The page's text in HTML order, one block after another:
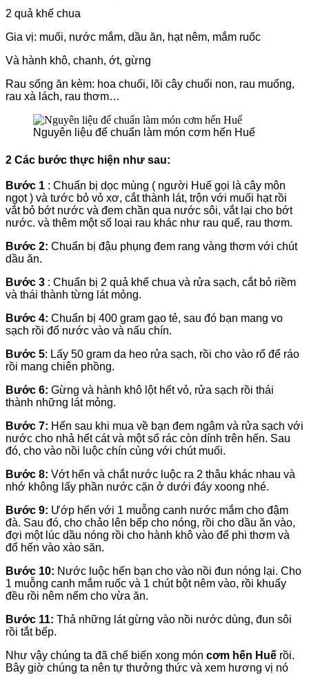
2 quả khế chua
Gia vị: muối, nước mắm, dầu ăn, hạt nêm, mắm ruốc
Và hành khô, chanh, ớt, gừng
Rau sống ăn kèm: hoa chuối, lõi cây chuối non, rau muống,
rau xà lách, rau thơm…
Nguyên liệu để chuẩn làm món cơm hến Huế
2 Các bước thực hiện như sau:
Bước 1 : Chuẩn bị dọc mùng ( người Huế gọi là cây môn
ngọt ) và tước bỏ vỏ xơ, cắt thành lát, trộn với muối hạt rồi
vắt bỏ bớt nước và đem chần qua nước sôi, vắt lại cho bớt
nước. và thêm một số loại rau khác như rau quế, rau thơm.
Bước 2: Chuẩn bị đậu phụng đem rang vàng thơm với chút
dầu ăn.
Bước 3 : Chuẩn bị 2 quả khế chua và rửa sạch, cắt bỏ riềm
và thái thành từng lát mỏng.
Bước 4: Chuẩn bị 400 gram gạo tẻ, sau đó bạn mang vo
sạch rồi đổ nước vào và nấu chín.
Bước 5: Lấy 50 gram da heo rửa sạch, rồi cho vào rổ để ráo
rồi mang chiên phồng.
Bước 6: Gừng và hành khô lột hết vỏ, rửa sạch rồi thái
thành những lát mỏng.
Bước 7: Hến sau khi mua về bạn đem ngâm và rửa sạch với
nước cho nhả hết cát và một số rác còn dính trên hến. Sau
đó, cho vào nồi luộc chín cùng với chút muối.
Bước 8: Vớt hến và chắt nước luộc ra 2 thâu khác nhau và
nhớ không lấy phần nước cặn ở dưới đáy xoong nhé.
Bước 9: Ướp hến với 1 muỗng canh nước mắm cho đậm
đà. Sau đó, cho chảo lên bếp cho nóng, rồi cho dầu ăn vào,
đợi một lúc dầu nóng rồi cho hành khô vào để phi thơm và
đổ hến vào xào săn.
Bước 10: Nước luộc hến bạn cho vào nồi đun nóng lại. Cho
1 muỗng canh mắm ruốc và 1 chút bột nêm vào, rồi khuấy
đều rồi nêm nếm cho vừa ăn.
Bước 11: Thả những lát gừng vào nồi nước dùng, đun sôi
rồi tắt bếp.
Như vậy chúng ta đã chế biến xong món cơm hến Huế rồi.
Bây giờ chúng ta nên tự thưởng thức và xem hương vị nó